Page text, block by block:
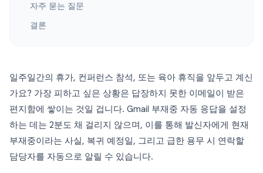
자주 묻는 질문
결론
일주일간의 휴가, 컨퍼런스 참석, 또는 육아 휴직을 앞두고 계신
가요? 가장 피하고 싶은 상황은 답장하지 못한 이메일이 받은
편지함에 쌓이는 것일 겁니다. Gmail 부재중 자동 응답을 설정
하는 데는 2분도 채 걸리지 않으며, 이를 통해 발신자에게 현재
부재중이라는 사실, 복귀 예정일, 그리고 급한 용무 시 연락할
담당자를 자동으로 알릴 수 있습니다.